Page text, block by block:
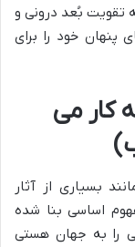
تقویت بُعد درونی و
پنهان خود را برای
کار می
بسیاری از آثار
اساسی بنا شده
را به جهان هستی